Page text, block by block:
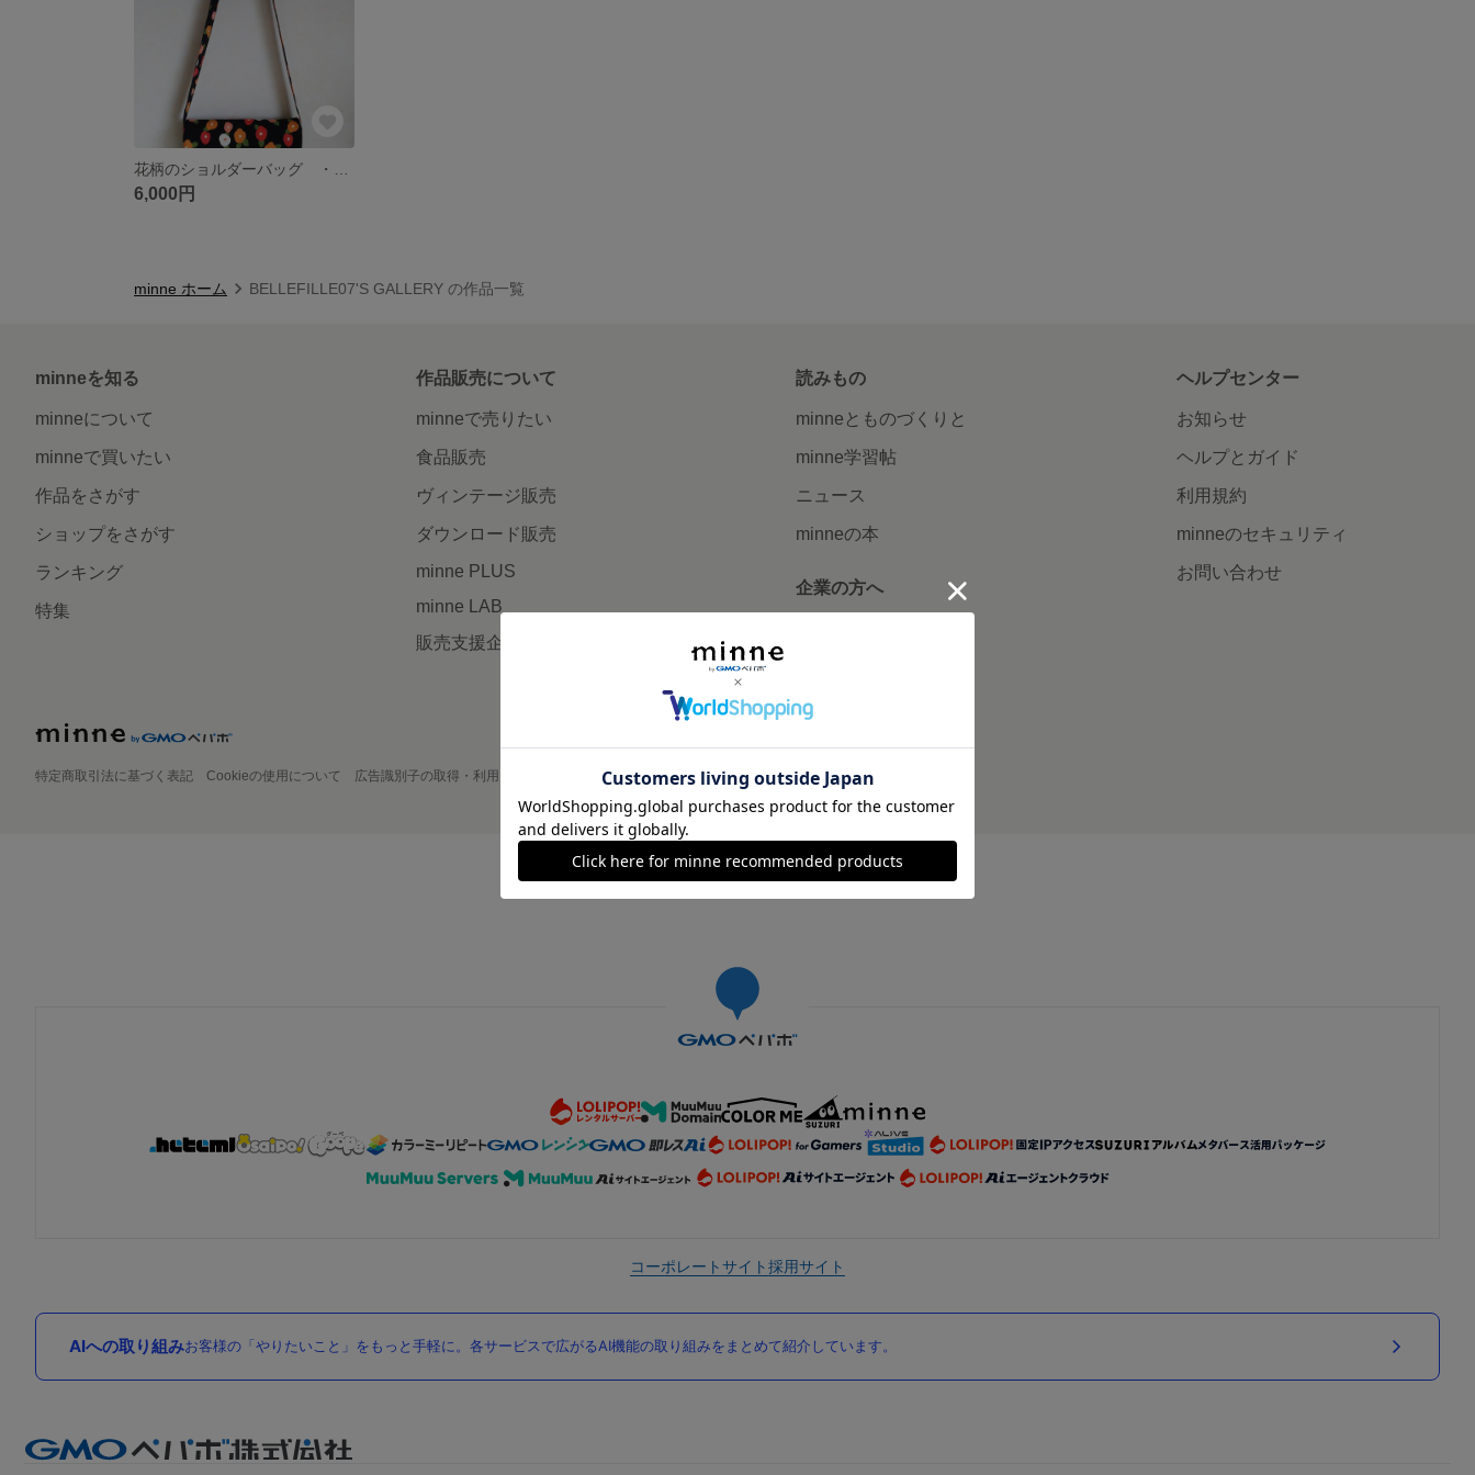
6,000円
minne ホーム BELLEFILLE07'S GALLERY の作品一覧
minneを知る
minneについて
minneで買いたい
作品をさがす
ショップをさがす
ランキング
特集
作品販売について
minneで売りたい
食品販売
ヴィンテージ販売
ダウンロード販売
minne PLUS
minne LAB
販売支援企画・イベント
読みもの
minneとものづくりと
minne学習帖
ニュース
minneの本
企業の方へ
ヘルプセンター
お知らせ
ヘルプとガイド
利用規約
minneのセキュリティ
お問い合わせ
特定商取引法に基づく表記 Cookieの使用について 広告識別子の取得・利用 プライバシーポリシー 会社概要 採用情報 メディアキット
©GMO Pepabo, Inc. All rights reserved.
コーポレートサイト採用サイト
AIへの取り組みお客様の「やりたいこと」をもっと手軽に。各サービスで広がるAI機能の取り組みをまとめて紹介しています。